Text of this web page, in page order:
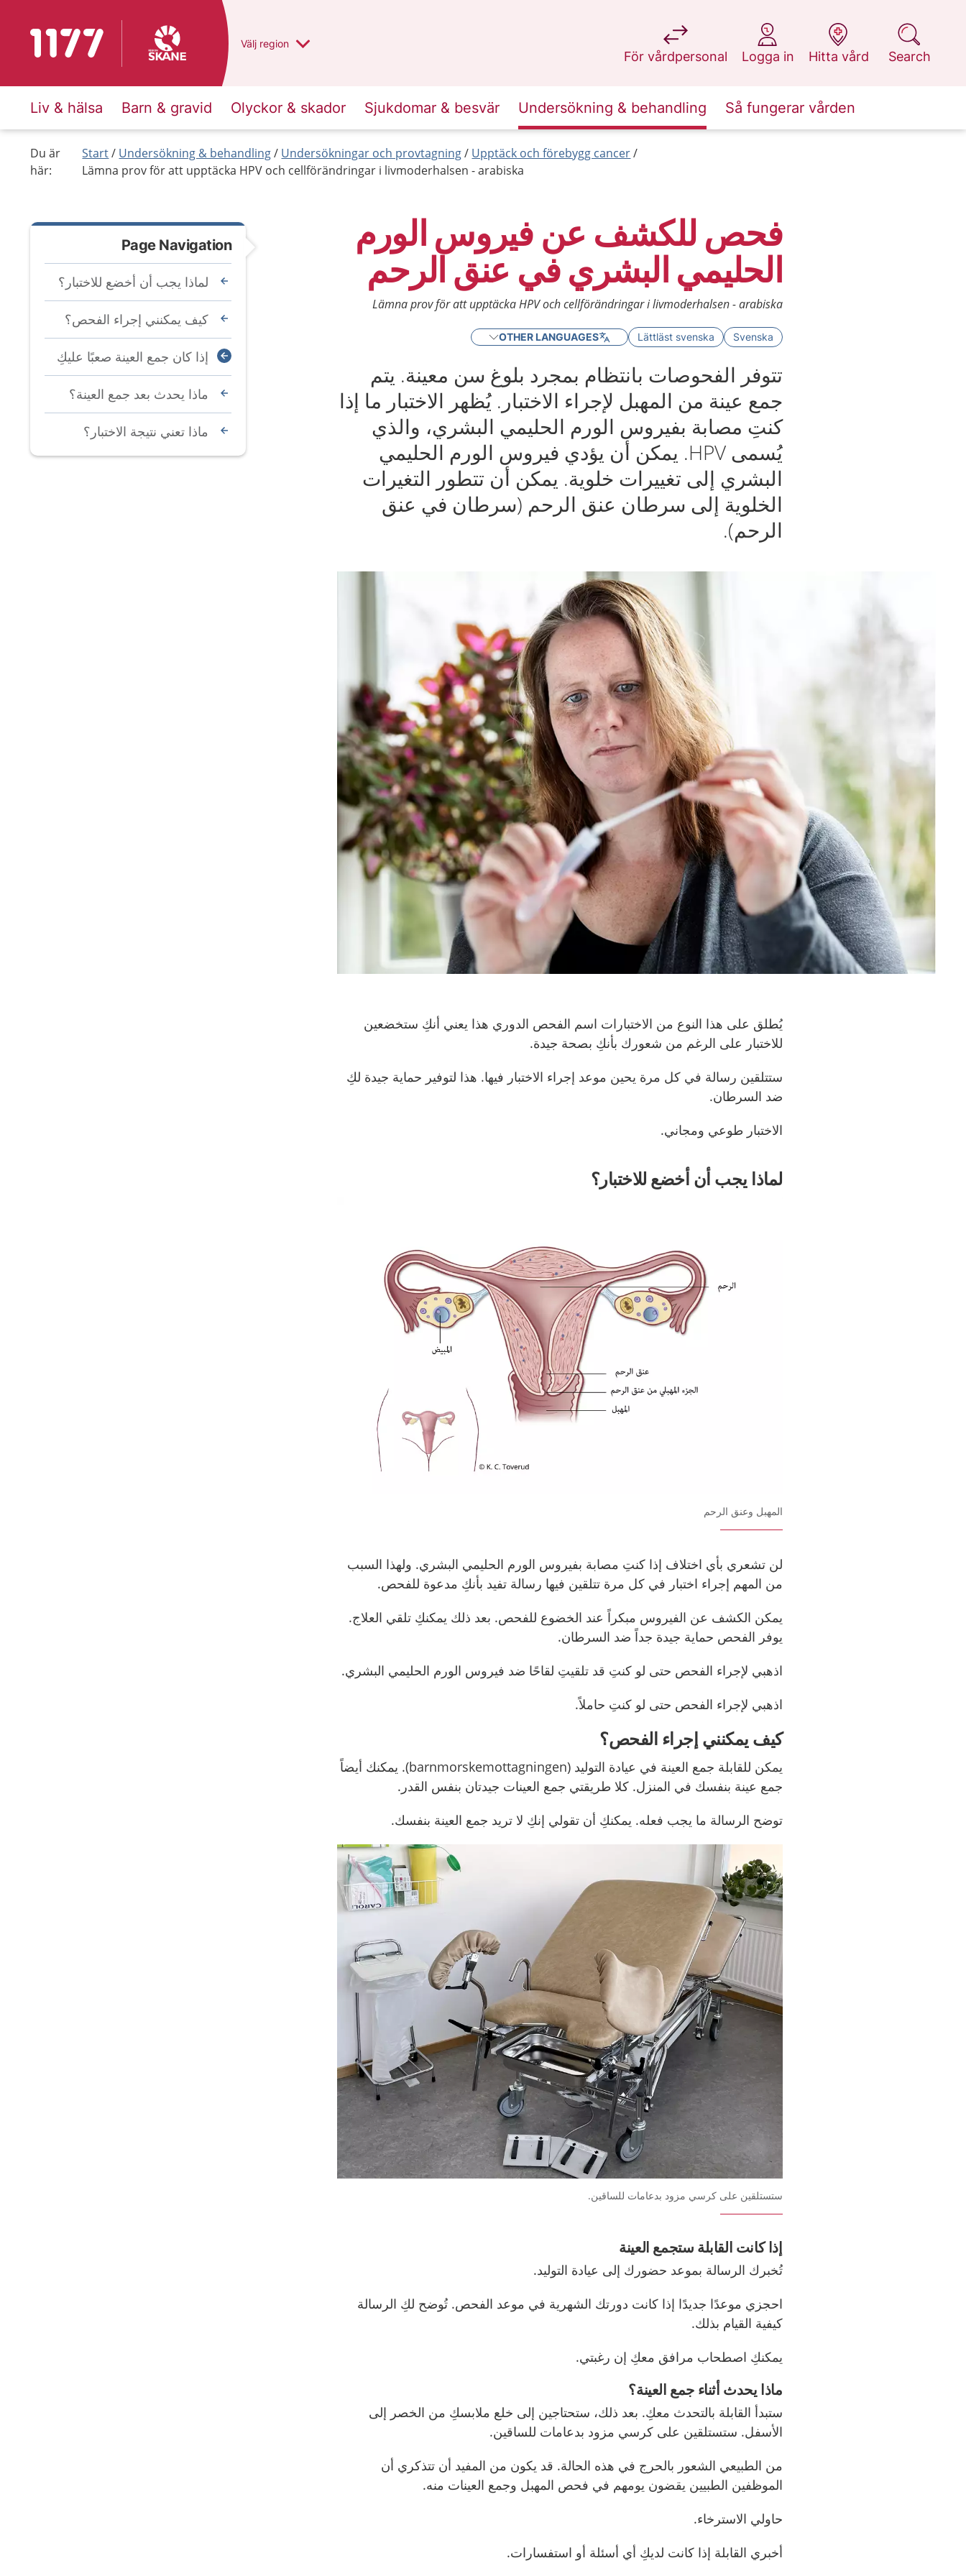
To start page for 1177 Du har valt region
Välj en annan
region
För vårdpersonal
at 1177.se
Logga in
at 1177.se
Hitta vård
at 1177.se
Search
at 1177.se
Liv & hälsa Barn & gravid Olyckor & skador Sjukdomar & besvär Undersökning & behandling Så fungerar vården
Du är
här:
Start Undersökning & behandling Undersökningar och provtagning
Upptäck och förebygg cancer
Lämna prov för att upptäcka HPV och cellförändringar i livmoderhalsen - arabiska
فحص للكشف عن فيروس الورم
الحليمي البشري في عنق الرحم
Lämna prov för att upptäcka HPV och cellförändringar i livmoderhalsen - arabiska
Svenska
Lättläst svenska
OTHER LANGUAGES
تتوفر الفحوصات بانتظام بمجرد بلوغ سن معينة. يتم
جمع عينة من المهبل لإجراء الاختبار. يُظهر الاختبار ما إذا
كنتِ مصابة بفيروس الورم الحليمي البشري، والذي
يُسمى HPV. يمكن أن يؤدي فيروس الورم الحليمي
البشري إلى تغييرات خلوية. يمكن أن تتطور التغيرات
الخلوية إلى سرطان عنق الرحم (سرطان في عنق
الرحم).
يُطلق على هذا النوع من الاختبارات اسم الفحص الدوري هذا يعني أنكِ ستخضعين
للاختبار على الرغم من شعورك بأنكِ بصحة جيدة.
ستتلقين رسالة في كل مرة يحين موعد إجراء الاختبار فيها. هذا لتوفير حماية جيدة لكِ
ضد السرطان.
الاختبار طوعي ومجاني.
لماذا يجب أن أخضع للاختبار؟
المهبل وعنق الرحم
لن تشعري بأي اختلاف إذا كنتِ مصابة بفيروس الورم الحليمي البشري. ولهذا السبب
من المهم إجراء اختبار في كل مرة تتلقين فيها رسالة تفيد بأنكِ مدعوة للفحص.
يمكن الكشف عن الفيروس مبكراً عند الخضوع للفحص. بعد ذلك يمكنكِ تلقي العلاج.
يوفر الفحص حماية جيدة جداً ضد السرطان.
اذهبي لإجراء الفحص حتى لو كنتِ قد تلقيتِ لقاحًا ضد فيروس الورم الحليمي البشري.
اذهبي لإجراء الفحص حتى لو كنتِ حاملاً.
كيف يمكنني إجراء الفحص؟
يمكن للقابلة جمع العينة في عيادة التوليد (barnmorskemottagningen)
. يمكنك أيضاً
جمع عينة بنفسك في المنزل. كلا طريقتي جمع العينات جيدتان بنفس القدر.
توضح الرسالة ما يجب فعله. يمكنكِ أن تقولي إنكِ لا تريد جمع العينة بنفسك.
ستستلقين على كرسي مزود بدعامات للساقين.
إذا كانت القابلة ستجمع العينة
تُخبرك الرسالة بموعد حضورك إلى عيادة التوليد.
احجزي موعدًا جديدًا إذا كانت دورتك الشهرية في موعد الفحص. تُوضح لكِ الرسالة
كيفية القيام بذلك.
يمكنكِ اصطحاب مرافق معكِ إن رغبتي.
ماذا يحدث أثناء جمع العينة؟
ستبدأ القابلة بالتحدث معكِ. بعد ذلك، ستحتاجين إلى خلع ملابسكِ من الخصر إلى
الأسفل. ستستلقين على كرسي مزود بدعامات للساقين.
من الطبيعي الشعور بالحرج في هذه الحالة. قد يكون من المفيد أن تتذكري أن
الموظفين الطبيين يقضون يومهم في فحص المهبل وجمع العينات منه.
حاولي الاسترخاء.
أخبري القابلة إذا كانت لديكِ أي أسئلة أو استفسارات.
Page Navigation
لماذا يجب أن أخضع للاختبار؟
كيف يمكنني إجراء الفحص؟
إذا كان جمع العينة صعبًا عليكِ
ماذا يحدث بعد جمع العينة؟
ماذا تعني نتيجة الاختبار؟